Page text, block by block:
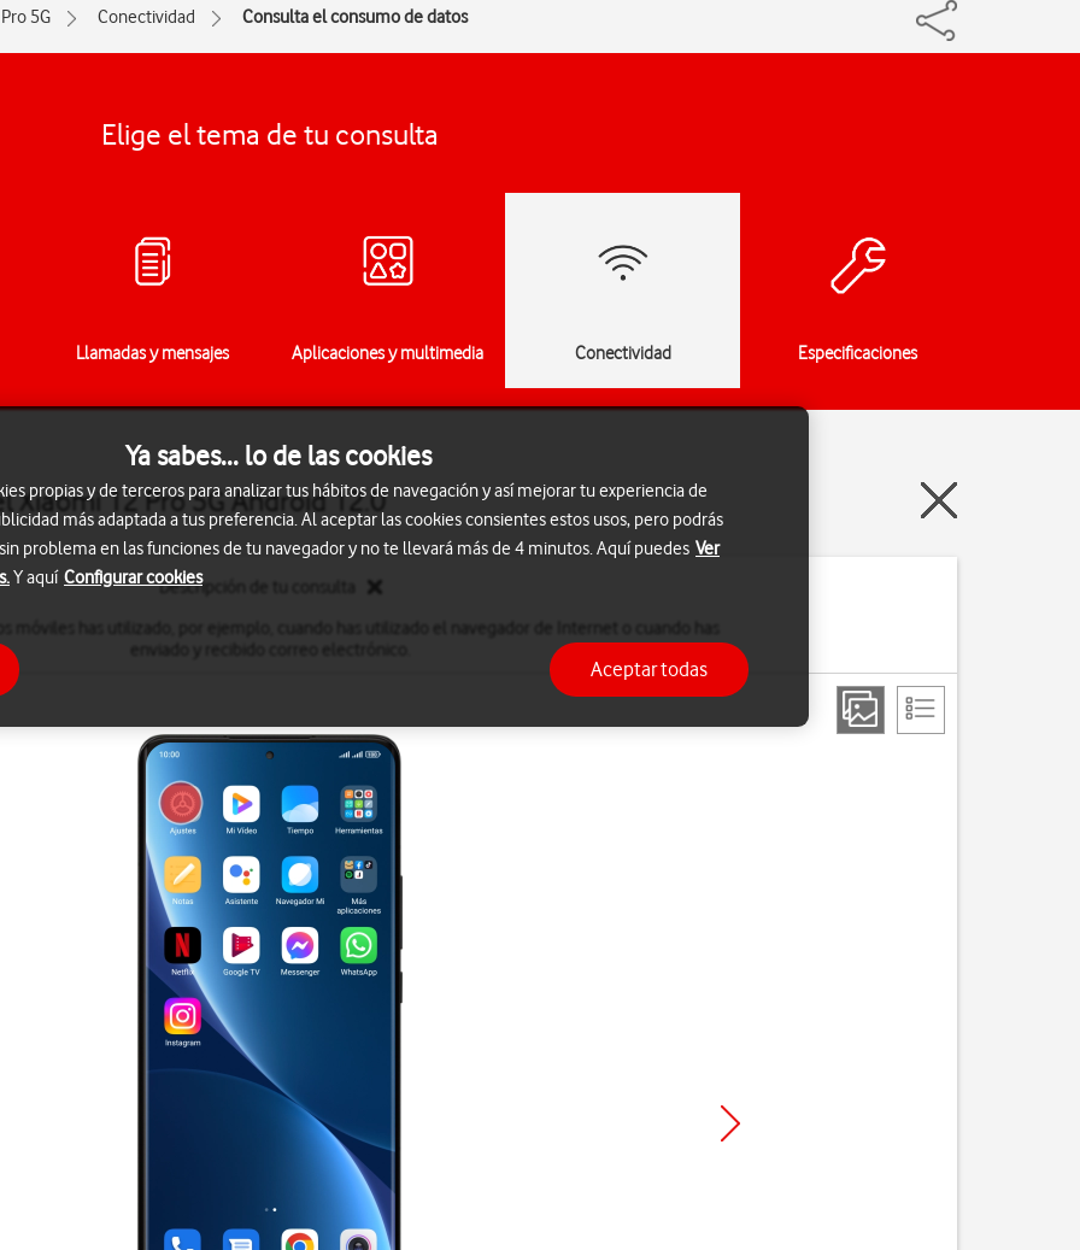
5G Conectividad Consulta el consumo de datos
Elige el tema de tu consulta
Llamadas y mensajes Aplicaciones y multimedia Conectividad Especificaciones
Xiaomi 12 Pro 5G Android 12.0
Descripción de tu consulta
Ya sabes... lo de las cookies
propias y de terceros para analizar tus hábitos de navegación y así mejorar tu experiencia de
más adaptada a tus preferencia. Al aceptar las cookies consientes estos usos, pero podrás
problema en las funciones de tu navegador y no te llevará más de 4 minutos. Aquí puedes Ver
Y aquí Configurar cookies
Aceptar todas